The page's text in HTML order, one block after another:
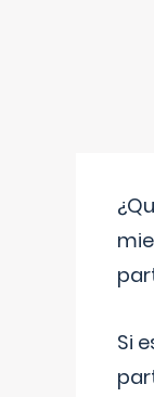
Si